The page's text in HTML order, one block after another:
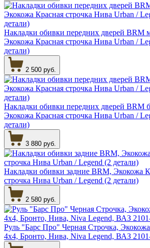
Накладки обивки передних дверей BRM
Экокожа Красная строчка Нива Urban /
детали)
2 500 руб.
Накладки обивки передних дверей BRM
Экокожа Красная строчка Нива Urban /
детали)
3 880 руб.
Накладки обивки задние BRM, Экокожа
строчка Нива Urban / Legend (2 детали)
2 580 руб.
Руль "Барс Про" Черная Строчка,
4х4, Бронто, Нива, Niva Legend, ВАЗ